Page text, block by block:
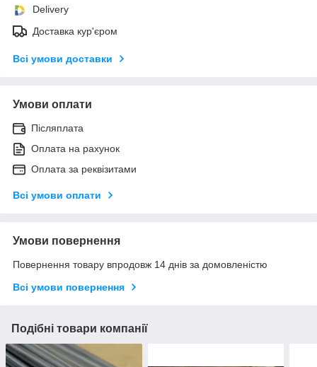
Delivery
Доставка кур'єром
Всі умови доставки
Умови оплати
Післяплата
Оплата на рахунок
Оплата за реквізитами
Всі умови оплати
Умови повернення
Повернення товару впродовж 14 днів за домовленістю
Всі умови повернення
Подібні товари компанії